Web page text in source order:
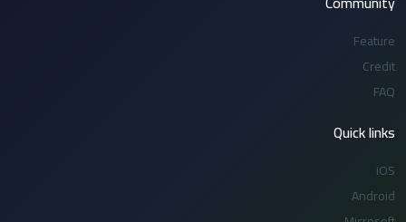
Feature
Credit
FAQ
Quick links
iOS
Android